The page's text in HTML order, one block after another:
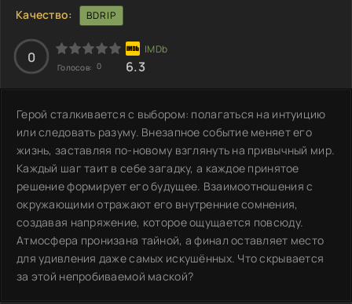
Качество:
BDRIP
0
Голосов: 0 6.3
Герой сталкивается с выбором: полагаться на интуицию
или следовать разуму. Внезапное событие меняет его
жизнь, заставляя по-новому взглянуть на привычный мир.
Каждый шаг таит в себе загадку, а каждое принятое
решение формирует его будущее. Взаимоотношения с
окружающими отражают его внутренние сомнения,
создавая напряжение, которое ощущается повсюду.
Атмосфера пронизана тайной, а финал оставляет место
для удивления даже самых искушённых. Что скрывается
за этой непробиваемой маской?